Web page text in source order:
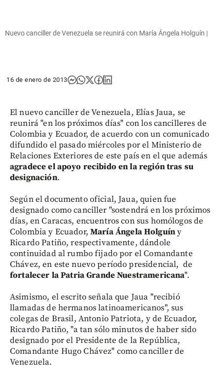
Nuevo canciller de Venezuela se reunirá con María Ángela Holguín |
16 de enero de 2013
El nuevo canciller de Venezuela, Elías Jaua, se
reunirá "en los próximos días" con los cancilleres de
Colombia y Ecuador, de acuerdo con un comunicado
difundido el pasado miércoles por el Ministerio de
Relaciones Exteriores de este país en el que además
agradece el apoyo recibido en la región tras su
designación.
Según el documento oficial, Jaua, quien fue
designado como canciller "sostendrá en los próximos
días, en Caracas, encuentros con sus homólogos de
Colombia y Ecuador, María Ángela Holguíny
Ricardo Patiño, respectivamente, dándole
continuidad al rumbo fijado por el Comandante
Chávez, en este nuevo período presidencial, de
fortalecer la Patria Grande Nuestramericana".
Asimismo, el escrito señala que Jaua "recibió
llamadas de hermanos latinoamericanos", sus
colegas de Brasil, Antonio Patriota, y de Ecuador,
Ricardo Patiño, "a tan sólo minutos de haber sido
designado por el Presidente de la República,
Comandante Hugo Chávez" como canciller de
Venezuela.